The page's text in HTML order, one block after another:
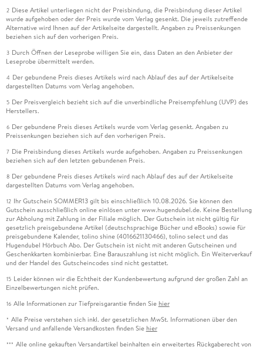
2 Diese Artikel unterliegen nicht der Preisbindung, die Preisbindung dieser Artikel
wurde aufgehoben oder der Preis wurde vom Verlag gesenkt. Die jeweils zutreffende
Alternative wird Ihnen auf der Artikelseite dargestellt. Angaben zu Preissenkungen
beziehen sich auf den vorherigen Preis.
3 Durch Öffnen der Leseprobe willigen Sie ein, dass Daten an den Anbieter der
Leseprobe übermittelt werden.
4 Der gebundene Preis dieses Artikels wird nach Ablauf des auf der Artikelseite
dargestellten Datums vom Verlag angehoben.
5 Der Preisvergleich bezieht sich auf die unverbindliche Preisempfehlung (UVP) des
Herstellers.
6 Der gebundene Preis dieses Artikels wurde vom Verlag gesenkt. Angaben zu
Preissenkungen beziehen sich auf den vorherigen Preis.
7 Die Preisbindung dieses Artikels wurde aufgehoben. Angaben zu Preissenkungen
beziehen sich auf den letzten gebundenen Preis.
8 Der gebundene Preis dieses Artikels wird nach Ablauf des auf der Artikelseite
dargestellten Datums vom Verlag angehoben.
12 Ihr Gutschein SOMMER13 gilt bis einschließlich 10.08.2026. Sie können den
Gutschein ausschließlich online einlösen unter www.hugendubel.de. Keine Bestellung
zur Abholung mit Zahlung in der Filiale möglich. Der Gutschein ist nicht gültig für
gesetzlich preisgebundene Artikel (deutschsprachige Bücher und eBooks) sowie für
preisgebundene Kalender, tolino shine (4016621130466), tolino select und das
Hugendubel Hörbuch Abo. Der Gutschein ist nicht mit anderen Gutscheinen und
Geschenkkarten kombinierbar. Eine Barauszahlung ist nicht möglich. Ein Weiterverkauf
und der Handel des Gutscheincodes sind nicht gestattet.
15 Leider können wir die Echtheit der Kundenbewertung aufgrund der großen Zahl an
Einzelbewertungen nicht prüfen.
16 Alle Informationen zur Tiefpreisgarantie finden Sie hier
* Alle Preise verstehen sich inkl. der gesetzlichen MwSt. Informationen über den
Versand und anfallende Versandkosten finden Sie hier
*** Alle online gekauften Versandartikel beinhalten ein erweitertes Rückgaberecht von